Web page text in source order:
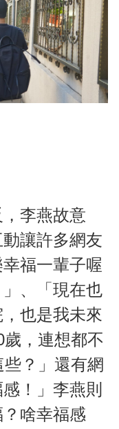
李燕故意
讓許多網友
福一輩子喔
、「現在也
也是我未來
，連想都不
？」還有網
！」李燕則
啥幸福感